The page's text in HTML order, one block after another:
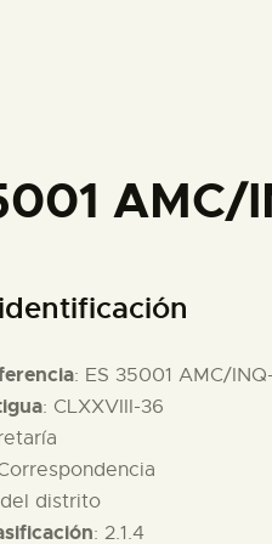
AMC/
: ES 35001 AMC/
: CLXXVIII-36
distrito
: 2.1.4